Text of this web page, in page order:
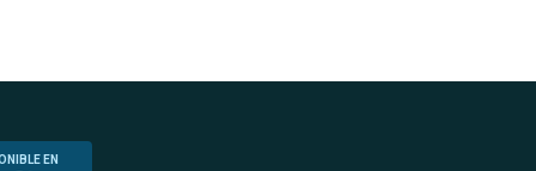
EN